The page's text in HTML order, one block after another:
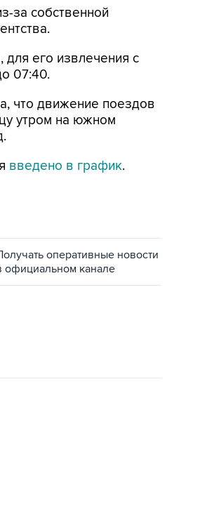
за собственной
его извлечения с
07:40.
что движение поездов
утром на южном
введено в график.
оперативные новости
официальном канале